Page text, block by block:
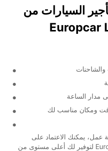
السيارات من
Europcar
مدار الساعة
وقت ومكان مناسب لك
عمل، يمكنك الاعتماد على
Europcar London Heathrow Airport لتوفير لك أعلى مستوى من